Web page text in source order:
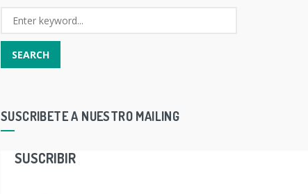
SUSCRIBETE A NUESTRO MAILING
SUSCRIBIR